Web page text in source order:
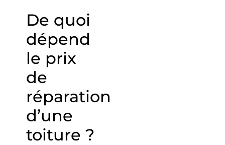
De quoi
dépend
le prix
de
réparation
d’une
toiture ?